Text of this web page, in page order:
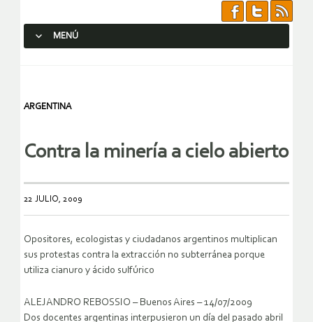
MENÚ
ARGENTINA
Contra la minería a cielo abierto
22 JULIO, 2009
Opositores, ecologistas y ciudadanos argentinos multiplican
sus protestas contra la extracción no subterránea porque
utiliza cianuro y ácido sulfúrico
ALEJANDRO REBOSSIO – Buenos Aires – 14/07/2009
Dos docentes argentinas interpusieron un día del pasado abril